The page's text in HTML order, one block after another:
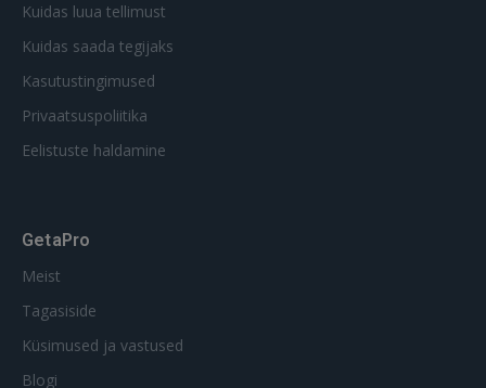
Kuidas luua tellimust
Kuidas saada tegijaks
Kasutustingimused
Privaatsuspoliitika
Eelistuste haldamine
GetaPro
Meist
Tagasiside
Küsimused ja vastused
Blogi